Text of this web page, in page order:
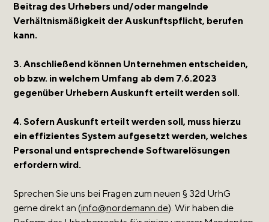
Beitrag des Urhebers und/oder mangelnde
Verhältnismäßigkeit der Auskunftspflicht, berufen
kann.
3. Anschließend können Unternehmen entscheiden,
ob bzw. in welchem Umfang ab dem 7.6.2023
gegenüber Urhebern Auskunft erteilt werden soll.
4. Sofern Auskunft erteilt werden soll, muss hierzu
ein effizientes System aufgesetzt werden, welches
Personal und entsprechende Softwarelösungen
erfordern wird.
Sprechen Sie uns bei Fragen zum neuen § 32d UrhG
gerne direkt an (info@nordemann.de). Wir haben die